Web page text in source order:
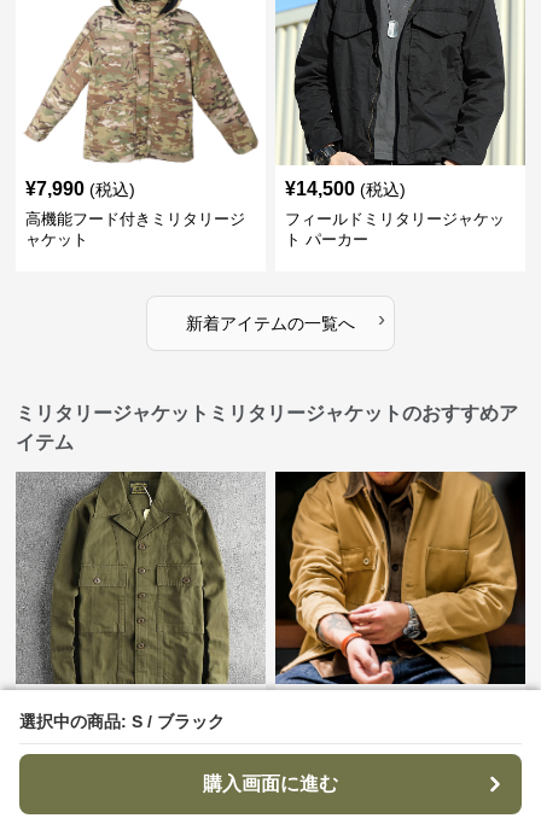
選択中の商品: S / ブラック
購入画面に進む
選択中の商品: S / ブラック
購入画面に進む
¥7,990 (税込)
高機能フード付きミリタリージ
ャケット
¥14,500 (税込)
フィールドミリタリージャケッ
ト パーカー
新着アイテムの一覧へ ›
ミリタリージャケットミリタリージャケットのおすすめア
イテム
17,400
リタリージャケット
ト ミリタリージャケット